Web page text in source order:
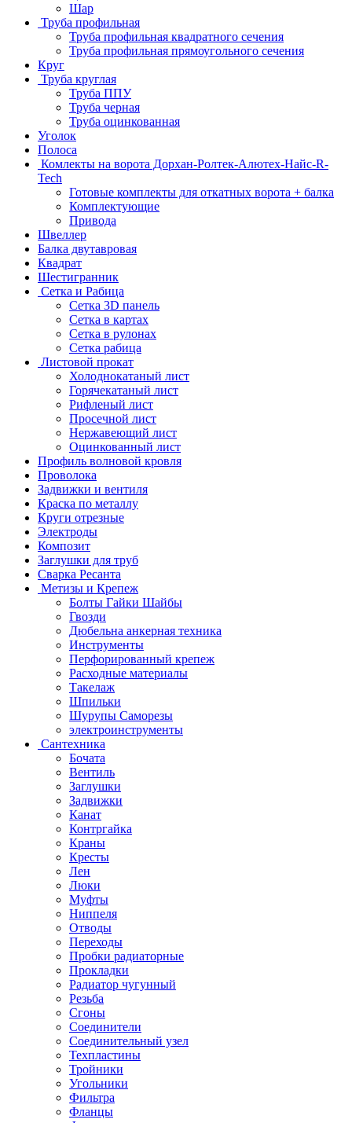
Шар
Труба профильная
Труба профильная квадратного сечения
Труба профильная прямоугольного сечения
Круг
Труба круглая
Труба ППУ
Труба черная
Труба оцинкованная
Уголок
Полоса
Комлекты на ворота Дорхан-Ролтек-Алютех-Найс-R-
Tech
Готовые комплекты для откатных ворота + балка
Комплектующие
Привода
Швеллер
Балка двутавровая
Квадрат
Шестигранник
Сетка и Рабица
Сетка 3D панель
Сетка в картах
Сетка в рулонах
Сетка рабица
Листовой прокат
Холоднокатаный лист
Горячекатаный лист
Рифленый лист
Просечной лист
Нержавеющий лист
Оцинкованный лист
Профиль волновой кровля
Проволока
Задвижки и вентиля
Краска по металлу
Круги отрезные
Электроды
Композит
Заглушки для труб
Сварка Ресанта
Метизы и Крепеж
Болты Гайки Шайбы
Гвозди
Дюбельна анкерная техника
Инструменты
Перфорированный крепеж
Расходные материалы
Такелаж
Шпильки
Шурупы Саморезы
электроинструменты
Сантехника
Бочата
Вентиль
Заглушки
Задвижки
Канат
Контргайка
Краны
Кресты
Лен
Люки
Муфты
Ниппеля
Отводы
Переходы
Пробки радиаторные
Прокладки
Радиатор чугунный
Резьба
Сгоны
Соединители
Соединительный узел
Техпластины
Тройники
Угольники
Фильтра
Фланцы